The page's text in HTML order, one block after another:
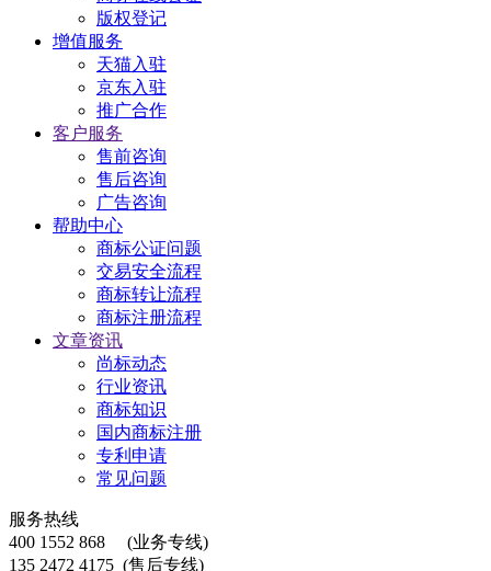
版权登记
增值服务
天猫入驻
京东入驻
推广合作
客户服务
售前咨询
售后咨询
广告咨询
帮助中心
商标公证问题
交易安全流程
商标转让流程
商标注册流程
文章资讯
尚标动态
行业资讯
商标知识
国内商标注册
专利申请
常见问题
服务热线
400 1552 868
(业务专线)
135 2472 4175 (售后专线)